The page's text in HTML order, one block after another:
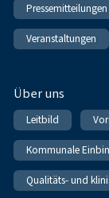
Pressemitteilungen
Veranstaltungen
Über uns
Leitbild
Kommunale
Qualitäts- und